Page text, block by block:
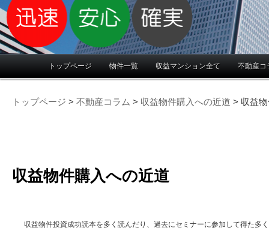
メインメニュートップページ 物件一覧 収益マンション全て 不動産コ
トップページ > 不動産コラム > 収益物件購入への近道 > 収益
収益物件購入への近道
収益物件投資成功読本を多く読んだり、過去にセミナーに参加して得た多